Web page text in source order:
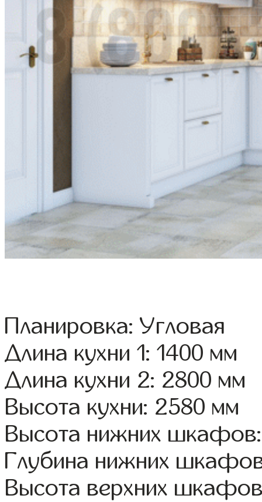
Планировка: Угловая
Длина кухни 1: 1400 мм
Длина кухни 2: 2800 мм
Высота кухни: 2580 мм
Высота нижних
Глубина нижних
Высота верхних